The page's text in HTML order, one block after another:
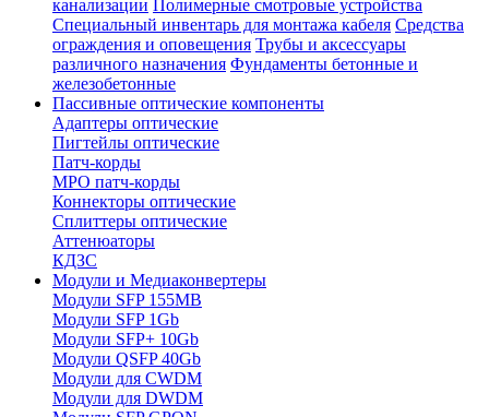
канализации Полимерные смотровые устройства
Специальный инвентарь для монтажа кабеля Средства
ограждения и оповещения Трубы и аксессуары
различного назначения Фундаменты бетонные и
железобетонные
Пассивные оптические компоненты
Адаптеры оптические
Пигтейлы оптические
Патч-корды
MPO патч-корды
Коннекторы оптические
Сплиттеры оптические
Аттенюаторы
КДЗС
Модули и Медиаконвертеры
Модули SFP 155MB
Модули SFP 1Gb
Модули SFP+ 10Gb
Модули QSFP 40Gb
Модули для CWDM
Модули для DWDM